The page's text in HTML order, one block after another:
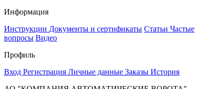
Информация
Инструкции Документы и сертификаты Статьи Частые
вопросы Видео
Профиль
Вход Регистрация Личные данные Заказы История